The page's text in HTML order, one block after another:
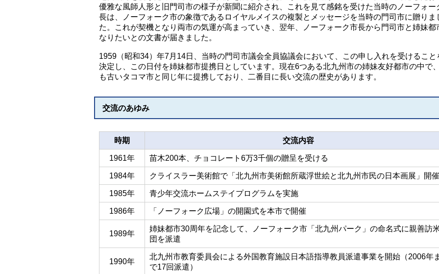
優雅な風師人形と旧門司市の様子が新聞に紹介され、これを見て感銘を受けた当時のノーフォー
長は、ノーフォーク市の象徴であるロイヤルメイスの複製とメッセージを当時の門司市に贈りま
た。これが契機となり両市の気運が高まっていき、翌年、ノーフォーク市長から門司市と姉妹都
なりたいとの文書が届きました。
1959（昭和34）年7月14日、当時の門司市議会全員協議会において、この申し入れを受けること
決定し、この日付を姉妹都市提携日としています。現在6つある北九州市の姉妹友好都市の中で
も古いタコマ市と同じ年に提携しており、二番目に長い交流の歴史があります。
交流のあゆみ
時期 交流内容
1961年 苗木200本、チョコレート6万3千個の贈呈を受ける
1984年 クライスラー美術館で「北九州市美術館所蔵浮世絵と北九州市民の日本画展」開催
1985年 青少年交流ホームステイプログラムを実施
1986年 「ノーフォーク広場」の開園式を本市で開催
1989年
姉妹都市30周年を記念して、ノーフォーク市「北九州パーク」の命名式に親善訪
団を派遣
1990年
北九州市教育委員会による外国教育施設日本語指導教員派遣事業を開始（2006年
で17回派遣）